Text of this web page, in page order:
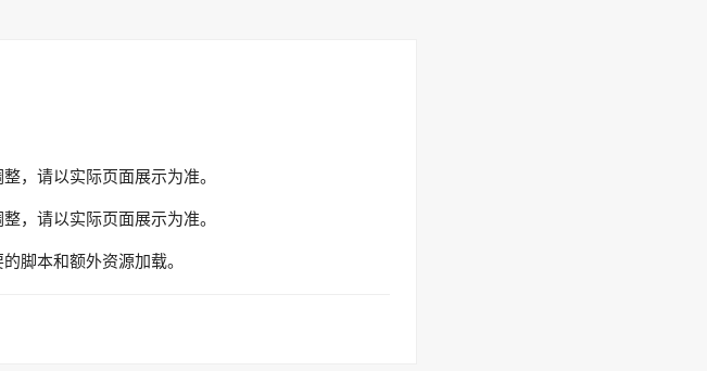
，请以实际页面展示为准。
，请以实际页面展示为准。
脚本和额外资源加载。